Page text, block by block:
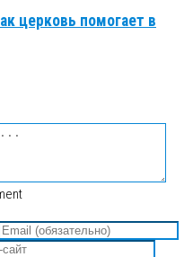
церковь помогает в